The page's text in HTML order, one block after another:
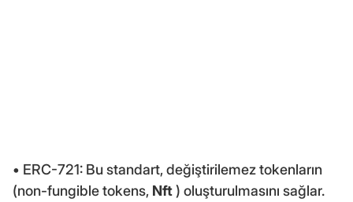
• ERC-721: Bu standart, değiştirilemez tokenların
(non-fungible tokens, Nft) oluşturulmasını sağlar.